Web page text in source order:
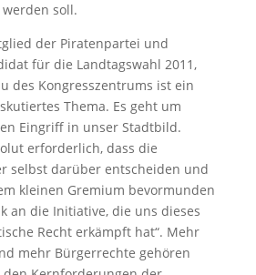
soll.
der Piratenpartei und
für die Landtagswahl 2011,
des Kongresszentrums ist ein
Thema. Es geht um
Eingriff in unser Stadtbild.
erforderlich, dass die
selbst darüber entscheiden und
kleinen Gremium bevormunden
an die Initiative, die uns dieses
Recht erkämpft hat“. Mehr
mehr Bürgerrechte gehören